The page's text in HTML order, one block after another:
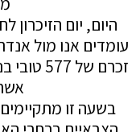
היום, יום הזיכרון
עומדים אנו מול
זכרם של
בשעה זו